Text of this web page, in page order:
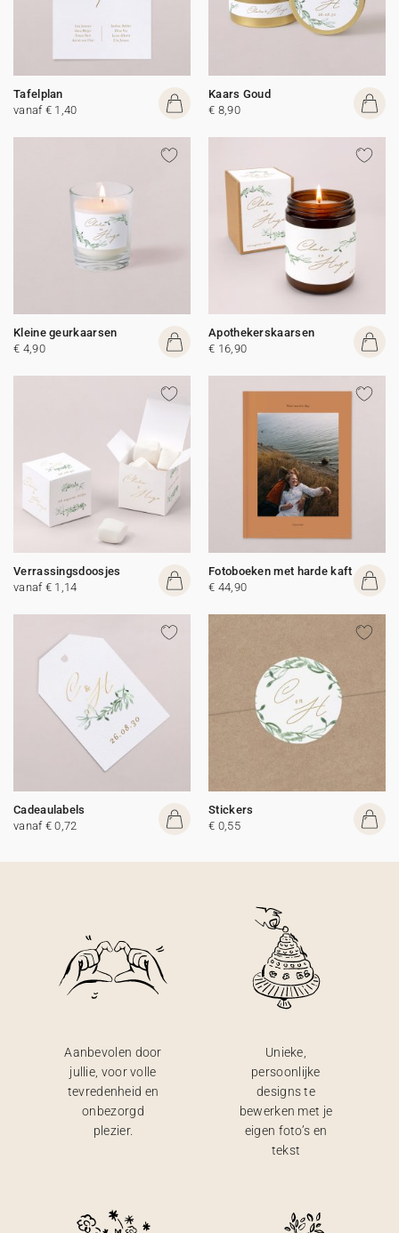
Tafelplan
vanaf € 1,40
Kaars Goud
€ 8,90
Kleine geurkaarsen
€ 4,90
Apothekerskaarsen
€ 16,90
Verrassingsdoosjes
vanaf € 1,14
Fotoboeken met harde kaft
€ 44,90
Cadeaulabels
vanaf € 0,72
Stickers
€ 0,55
Aanbevolen door
jullie, voor volle
tevredenheid en
onbezorgd
plezier.
Unieke,
persoonlijke
designs te
bewerken met je
eigen foto’s en
tekst